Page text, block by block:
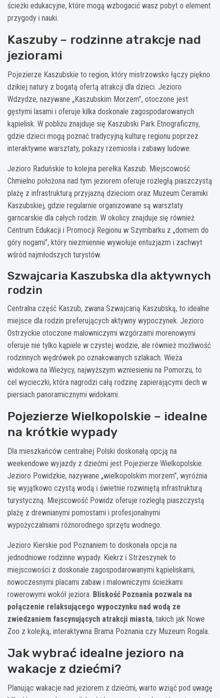
ścieżki edukacyjne, które mogą wzbogacić wasz pobyt o element
przygody i nauki.
Kaszuby – rodzinne atrakcje nad
jeziorami
Pojezierze Kaszubskie to region, który mistrzowsko łączy piękno
dzikiej natury z bogatą ofertą atrakcji dla dzieci. Jezioro
Wdzydze, nazywane „Kaszubskim Morzem”, otoczone jest
gęstymi lasami i oferuje kilka doskonale zagospodarowanych
kąpielisk. W pobliżu znajduje się Kaszubski Park Etnograficzny,
gdzie dzieci mogą poznać tradycyjną kulturę regionu poprzez
interaktywne warsztaty, pokazy rzemiosła i zabawy ludowe.
Jezioro Raduńskie to kolejna perełka Kaszub. Miejscowość
Chmielno położona nad tym jeziorem oferuje rozległą piaszczystą
plażę z infrastrukturą przyjazną dzieciom oraz Muzeum Ceramiki
Kaszubskiej, gdzie regularnie organizowane są warsztaty
garncarskie dla całych rodzin. W okolicy znajduje się również
Centrum Edukacji i Promocji Regionu w Szymbarku z „domem do
góry nogami”, który niezmiennie wywołuje entuzjazm i zachwyt
wśród najmłodszych turystów.
Szwajcaria Kaszubska dla aktywnych
rodzin
Centralna część Kaszub, zwana Szwajcarią Kaszubską, to idealne
miejsce dla rodzin preferujących aktywny wypoczynek. Jezioro
Ostrzyckie otoczone malowniczymi wzgórzami morenowymi
oferuje nie tylko kąpiele w czystej wodzie, ale również możliwość
rodzinnych wędrówek po oznakowanych szlakach. Wieża
widokowa na Wieżycy, najwyższym wzniesieniu na Pomorzu, to
cel wycieczki, która nagrodzi całą rodzinę zapierającymi dech w
piersiach panoramicznymi widokami.
Pojezierze Wielkopolskie – idealne
na krótkie wypady
Dla mieszkańców centralnej Polski doskonałą opcją na
weekendowe wyjazdy z dziećmi jest Pojezierze Wielkopolskie.
Jezioro Powidzkie, nazywane „wielkopolskim morzem”, wyróżnia
się wyjątkowo czystą wodą i świetnie rozwiniętą infrastrukturą
turystyczną. Miejscowość Powidz oferuje rozległą piaszczystą
plażę z drewnianymi pomostami i profesjonalnymi
wypożyczalniami różnorodnego sprzętu wodnego.
Jezioro Kierskie pod Poznaniem to doskonała opcja na
jednodniowe rodzinne wypady. Kiekrz i Strzeszynek to
miejscowości z doskonale zagospodarowanymi kąpieliskami,
nowoczesnymi placami zabaw i malowniczymi ścieżkami
rowerowymi wokół jeziora. Bliskość Poznania pozwala na
połączenie relaksującego wypoczynku nad wodą ze
zwiedzaniem fascynujących atrakcji miasta, takich jak Nowe
Zoo z kolejką, interaktywna Brama Poznania czy Muzeum Rogala.
Jak wybrać idealne jezioro na
wakacje z dziećmi?
Planując wakacje nad jeziorem z dziećmi, warto wziąć pod uwagę